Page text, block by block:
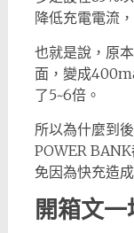
降低充電電流
也就是說，原
面，變成
了5~6倍。
所以為什麼到
POWER
免因為快充造
開箱文一